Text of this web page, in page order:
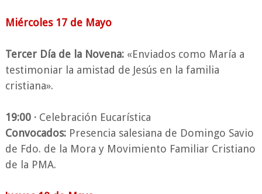
Miércoles 17 de Mayo
Tercer Día de la Novena:«Enviados como María a
testimoniar la amistad de Jesús en la familia
cristiana».
19:00 · Celebración Eucarística
Convocados:Presencia salesiana de Domingo Savio
de Fdo. de la Mora y Movimiento Familiar Cristiano
de la PMA.